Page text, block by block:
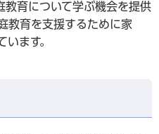
教育について学ぶ機会を提供
教育を支援するために家
ます。